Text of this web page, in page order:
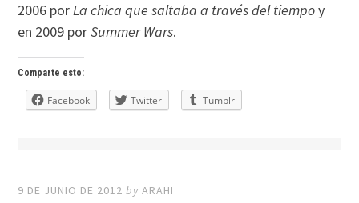
2006 porLa chica que saltaba a través del tiempoy
en 2009 porSummer Wars.
Comparte esto:
Facebook Twitter Tumblr
9 DE JUNIO DE 2012 byARAHI